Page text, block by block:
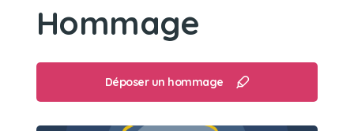
Aboyer sur les chiens.
Hommage
Déposer un hommage